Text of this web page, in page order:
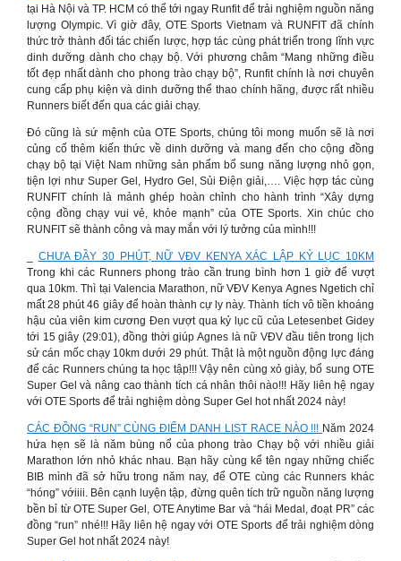
tại Hà Nội và TP. HCM có thể tới ngay Runfit để trải nghiệm nguồn năng
lượng Olympic. Vì giờ đây, OTE Sports Vietnam và RUNFIT đã chính
thức trở thành đối tác chiến lược, hợp tác cùng phát triển trong lĩnh vực
dinh dưỡng dành cho chạy bộ. Với phương châm “Mang những điều
tốt đẹp nhất dành cho phong trào chạy bộ”, Runfit chính là nơi chuyên
cung cấp phụ kiện và dinh dưỡng thể thao chính hãng, được rất nhiều
Runners biết đến qua các giải chạy.
Đó cũng là sứ mệnh của OTE Sports, chúng tôi mong muốn sẽ là nơi
củng cố thêm kiến thức về dinh dưỡng và mang đến cho cộng đồng
chạy bộ tại Việt Nam những sản phẩm bổ sung năng lượng nhỏ gọn,
tiện lợi như Super Gel, Hydro Gel, Sủi Điện giải,…. Việc hợp tác cùng
RUNFIT chính là mảnh ghép hoàn chỉnh cho hành trình “Xây dựng
cộng đồng chạy vui vẻ, khỏe mạnh” của OTE Sports. Xin chúc cho
RUNFIT sẽ thành công và may mắn với lý tưởng của mình!!!
CHƯA ĐẦY 30 PHÚT, NỮ VĐV KENYA XÁC LẬP KỶ LỤC 10KM
Trong khi các Runners phong trào cần trung bình hơn 1 giờ để vượt
qua 10km. Thì tại Valencia Marathon, nữ VĐV Kenya Agnes Ngetich chỉ
mất 28 phút 46 giây để hoàn thành cự ly này. Thành tích vô tiền khoáng
hậu của viên kim cương Đen vượt qua kỷ lục cũ của Letesenbet Gidey
tới 15 giây (29:01), đồng thời giúp Agnes là nữ VĐV đầu tiên trong lịch
sử cán mốc chạy 10km dưới 29 phút. Thật là một nguồn động lực đáng
để các Runners chúng ta học tập!!! Vậy nên cùng xỏ giày, bổ sung OTE
Super Gel và nâng cao thành tích cá nhân thôi nào!!! Hãy liên hệ ngay
với OTE Sports để trải nghiệm dòng Super Gel hot nhất 2024 này!
CÁC ĐỒNG “RUN” CÙNG ĐIỂM DANH LIST RACE NÀO !!! Năm 2024
hứa hẹn sẽ là năm bùng nổ của phong trào Chạy bộ với nhiều giải
Marathon lớn nhỏ khác nhau. Bạn hãy cùng kể tên ngay những chiếc
BIB mình đã sở hữu trong năm nay, để OTE cùng các Runners khác
“hóng” vớiiii. Bên cạnh luyện tập, đừng quên tích trữ nguồn năng lượng
bền bỉ từ OTE Super Gel, OTE Anytime Bar và “hái Medal, đoạt PR” các
đồng “run” nhé!!! Hãy liên hệ ngay với OTE Sports để trải nghiệm dòng
Super Gel hot nhất 2024 này!